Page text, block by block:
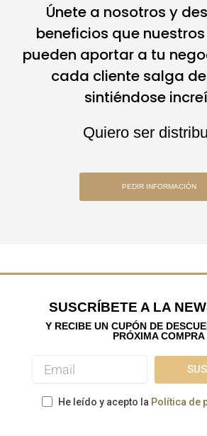
Únete a nosotros y
beneficios que
pueden aportar a tu
cada cliente salga
sintiéndose
Quiero ser
PEDIR INFORMACIÓN
SUSCRÍBETE A LA
Y RECIBE UN CUPÓN DE
PRÓXIMA COMPRA
He leído y acepto la Política de